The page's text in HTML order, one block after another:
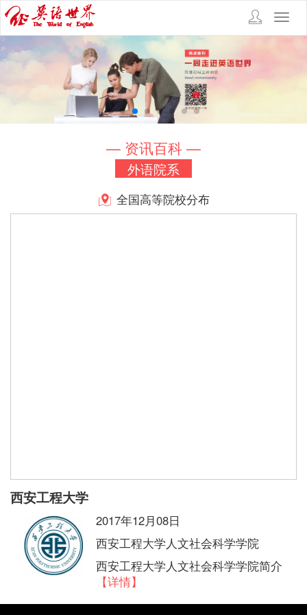
— 资讯百科 —
外语院系
全国高等院校分布
西安工程大学
2017年12月08日
西安工程大学人文社会科学学院
西安工程大学人文社会科学学院简介
【详情】